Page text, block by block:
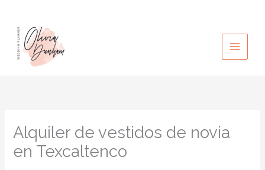
contenido
Alquiler de vestidos de novia
en Texcaltenco